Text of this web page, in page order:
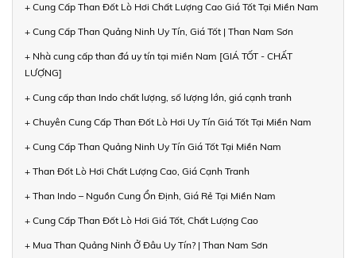
+ Cung Cấp Than Đốt Lò Hơi Chất Lượng Cao Giá Tốt Tại Miền Nam
+ Cung Cấp Than Quảng Ninh Uy Tín, Giá Tốt | Than Nam Sơn
+ Nhà cung cấp than đá uy tín tại miền Nam [GIÁ TỐT - CHẤT
LƯỢNG]
+ Cung cấp than Indo chất lượng, số lượng lớn, giá cạnh tranh
+ Chuyên Cung Cấp Than Đốt Lò Hơi Uy Tín Giá Tốt Tại Miền Nam
+ Cung Cấp Than Quảng Ninh Uy Tín Giá Tốt Tại Miền Nam
+ Than Đốt Lò Hơi Chất Lượng Cao, Giá Cạnh Tranh
+ Than Indo – Nguồn Cung Ổn Định, Giá Rẻ Tại Miền Nam
+ Cung Cấp Than Đốt Lò Hơi Giá Tốt, Chất Lượng Cao
+ Mua Than Quảng Ninh Ở Đâu Uy Tín? | Than Nam Sơn